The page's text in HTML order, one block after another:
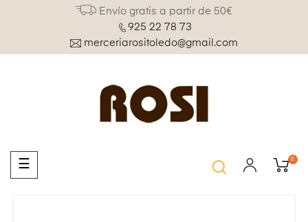
Envío gratis a partir de 50€
925 22 78 73
merceriarositoledo@gmail.com
Navegación
de
☰ 0